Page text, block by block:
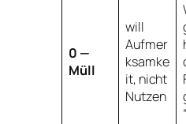
0 —
Müll
will
Aufmer
ksamke
it, nicht
Nutzen
“